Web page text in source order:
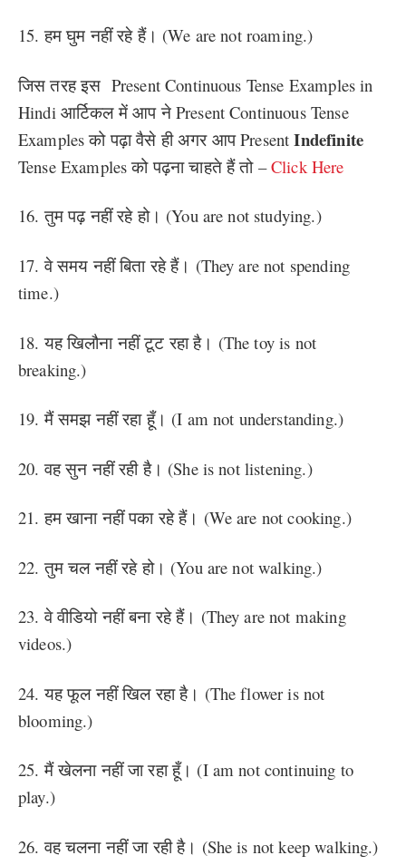
15. हम घुम नहीं रहे हैं। (We are not roaming.)
जिस तरह इस Present Continuous Tense Examples in
Hindi आर्टिकल में आप ने Present Continuous Tense
Examples को पढ़ा वैसे ही अगर आप PresentIndefinite
Tense Examples को पढ़ना चाहते हैं तो –Click Here
16. तुम पढ़ नहीं रहे हो। (You are not studying.)
17. वे समय नहीं बिता रहे हैं। (They are not spending
time.)
18. यह खिलौना नहीं टूट रहा है। (The toy is not
breaking.)
19. मैं समझ नहीं रहा हूँ। (I am not understanding.)
20. वह सुन नहीं रही है। (She is not listening.)
21. हम खाना नहीं पका रहे हैं। (We are not cooking.)
22. तुम चल नहीं रहे हो। (You are not walking.)
23. वे वीडियो नहीं बना रहे हैं। (They are not making
videos.)
24. यह फूल नहीं खिल रहा है। (The flower is not
blooming.)
25. मैं खेलना नहीं जा रहा हूँ। (I am not continuing to
play.)
26. वह चलना नहीं जा रही है। (She is not keep walking.)